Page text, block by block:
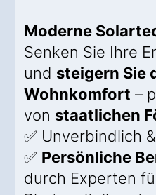
Moderne
Senken Sie Ihre
und steigern Sie
Wohnkomfort –
von staatlichen
✅ Unverbindlich
✅ Persönliche
durch Experten